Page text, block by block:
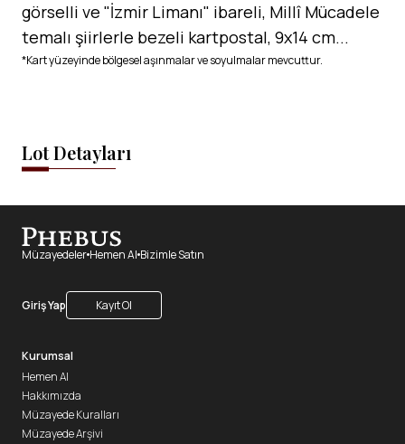
görselli ve "İzmir Limanı" ibareli, Millî Mücadele
temalı şiirlerle bezeli kartpostal, 9x14 cm...
*Kart yüzeyinde bölgesel aşınmalar ve soyulmalar mevcuttur.
Lot Detayları
Müzayedeler Hemen Al Bizimle Satın
Giriş Yap Kayıt Ol
Kurumsal
Hemen Al
Hakkımızda
Müzayede Kuralları
Müzayede Arşivi